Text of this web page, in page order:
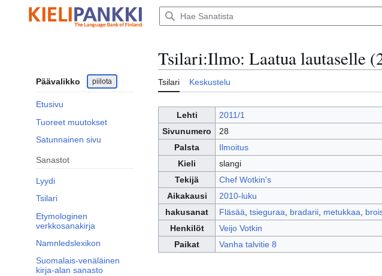
sisältöön
Päävalikko piilota
Etusivu
Tuoreet muutokset
Satunnainen sivu
Sanastot
Lyydi
Tsilari
Etymologinen
verkkosanakirja
Namnledslexikon
Suomalais-venäläinen
kirja-alan sanasto
Tsilari:Ilmo: Laatua lautaselle
Tsilari Keskustelu
Lehti
2011/1
Sivunumero
28
Palsta
Ilmoitus
Kieli
slangi
Tekijä
Chef Wotkin's
Aikakausi
2010-luku
hakusanat
Fläsää tsieguraa bradarii, metukkaa
Henkilöt
Veijo Votkin
Paikat
Vanha talvitie 8